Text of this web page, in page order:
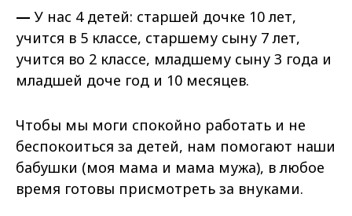
— У нас 4 детей: старшей дочке 10 лет,
учится в 5 классе, старшему сыну 7 лет,
учится во 2 классе, младшему сыну 3 года и
младшей доче год и 10 месяцев.
Чтобы мы моги спокойно работать и не
беспокоиться за детей, нам помогают наши
бабушки (моя мама и мама мужа), в любое
время готовы присмотреть за внуками.